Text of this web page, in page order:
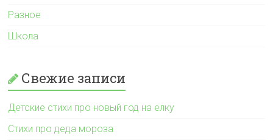
Разное
Школа
Свежие записи
Детские стихи про новый год на елку
Стихи про деда мороза